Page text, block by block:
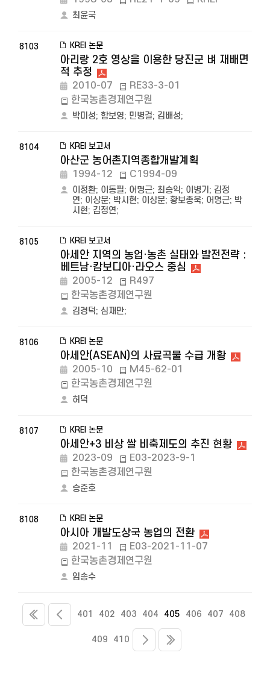
최윤국
8103 KREI 논문
아리랑 2호 영상을 이용한 당진군 벼 재배면
적 추정
2010-07
RE33-3-01
한국농촌경제연구원
박미성; 함보영; 민병걸; 김배성;
8104 KREI 보고서
아산군 농어촌지역종합개발계획
1994-12 C1994-09
이정환; 이동필; 어명근; 최승익; 이병기 ; 김정
연; 이상문; 박시현; 이상문; 황보종욱; 어명근; 박
시현; 김정연;
8105 KREI 보고서
아세안 지역의 농업·농촌 실태와 발전전략 :
베트남·캄보디아·라오스 중심
2005-12
R497
한국농촌경제연구원
김경덕; 심재만;
8106 KREI 논문
아세안(ASEAN)의 사료곡물 수급 개황
2005-10
M45-62-01
한국농촌경제연구원
허덕
8107 KREI 논문
아세안+3 비상 쌀 비축제도의 추진 현황
2023-09
E03-2023-9-1
한국농촌경제연구원
승준호
8108 KREI 논문
아시아 개발도상국 농업의 전환
2021-11
E03-2021-11-07
한국농촌경제연구원
임송수
401 402 403 404 405 406 407 408
409 410